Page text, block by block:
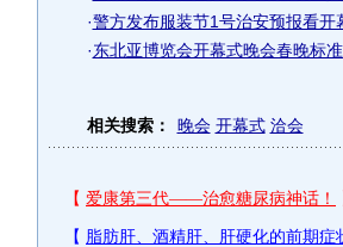
·警方发布服装节1号治安预报看开
·东北亚博览会开幕式晚会春晚标
相关搜索： 晚会 开幕式 洽会